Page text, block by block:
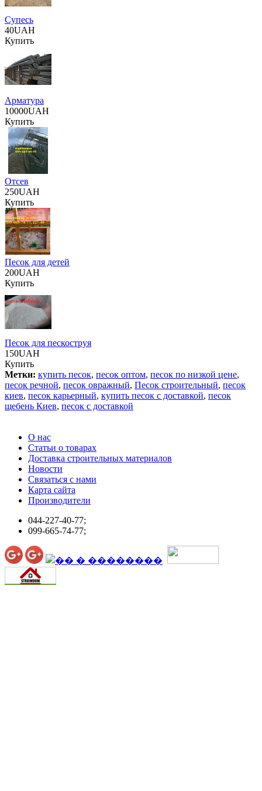
Супесь
40UAH
Купить
Арматура
10000UAH
Купить
Отсев
250UAH
Купить
Песок для детей
200UAH
Купить
Песок для пескоструя
150UAH
Купить
Метки: купить песок, песок оптом, песок по низкой цене,
песок речной, песок овражный, Песок строительный, песок
киев, песок карьерный, купить песок с доставкой, песок
щебень Киев, песок с доставкой
О нас
Статьи о товарах
Доставка строительных материалов
Новости
Связаться с нами
Карта сайта
Производители
044-227-40-77;
099-665-74-77;